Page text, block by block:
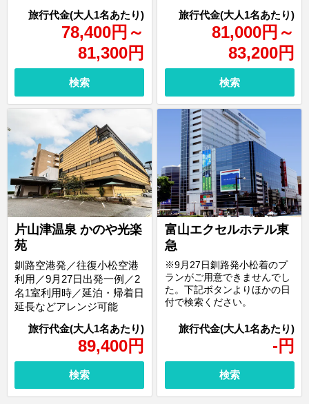
78,400円 ～
81,300円
検索
81,000円 ～
83,200円
検索
片山津温泉 かのや光楽
苑
89,400円
釧路空港発／往復小松空港
利用／9月27日出発一例／2
名1室利用時／延泊・帰着日
延長などアレンジ可能
検索
富山エクセルホテル東
急
- 円
※9月27日釧路発小松着のプ
ランがご用意できませんでし
た。下記ボタンよりほかの日
付で検索ください。
検索